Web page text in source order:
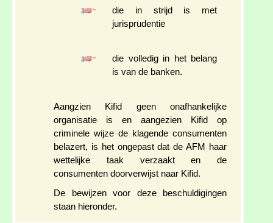
die in strijd is met
jurisprudentie
die volledig in het belang
is van de banken.
Aangzien Kifid geen onafhankelijke
organisatie is en aangezien Kifid op
criminele wijze de klagende consumenten
belazert, is het ongepast dat de AFM haar
wettelijke taak verzaakt en de
consumenten doorverwijst naar Kifid.
De bewijzen voor deze beschuldigingen
staan hieronder.